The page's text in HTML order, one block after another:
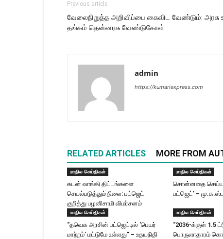
Previous article
வேலைநிறுத்த அறிவிப்பை கைவிட வேண்டும்:
தங்கம் தென்னரசு வேண்டுகோள்
admin
https://kumariexpress.com
RELATED ARTICLES MORE FROM
மாநில செய்திகள்
கடன் வாங்கி திட்டங்களை
செயல்படுத்தும் நிலை: பட்ஜெட்
குறித்து பழனிசாமி விமர்சனம்
மாநில செய்திகள்
சொன்னதை
பட்ஜெட்’ –
மாநில செய்திகள்
“தவெக அரசின் பட்ஜெட்டில் ‘பெயர்
மாற்றம்’ மட்டுமே உள்ளது” – உதயநிதி
மாநில செய்திகள்
“2036-க்குள் 1.5
பொருளாதாரம்